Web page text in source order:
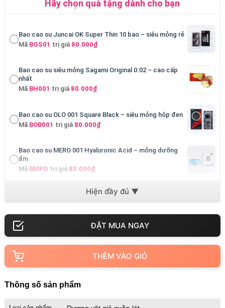
Hãy chọn quà tặng dành cho bạn
Bao cao su Juncai OK Super Thin 10 bao – siêu mỏng rẻ
Mã BGS01 trị giá 80.000₫
Bao cao su siêu mỏng Sagami Original 0.02 – cao cấp
nhất
Mã BH001 trị giá 80.000₫
Bao cao su OLO 001 Square Black – siêu mỏng hộp đen
Mã BOB001 trị giá 80.000₫
Bao cao su MERO 001 Hyaluronic Acid – mỏng dưỡng
ẩm
Mã BMPD trị giá 80.000₫
Bao cao su MERO 001 Ultra-Thin – cực mỏng cảm giác
THÊM VÀO GIỎ
Thông số sản phẩm